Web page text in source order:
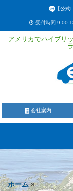
【公
受付時間 9:00-
アメリカでハイブリ
会社案内
ホーム»